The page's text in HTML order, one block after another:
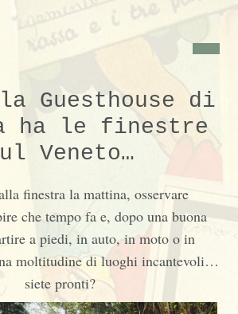
Guesthouse di
ha le finestre
Veneto…
finestra la mattina, osservare
che tempo fa e, dopo una buona
a piedi, in auto, in moto o in
moltitudine di luoghi incantevoli…
siete pronti?